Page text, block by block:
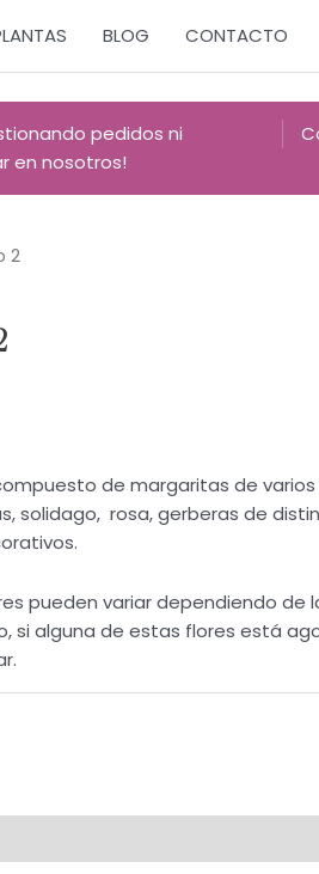
BLOG CONTACTO
pedidos ni
en nosotros!
2
de margaritas de
solidago, rosa, gerberas de
pueden variar dependiendo de
si alguna de estas flores está